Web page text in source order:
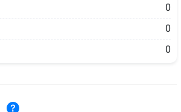
0
0
0